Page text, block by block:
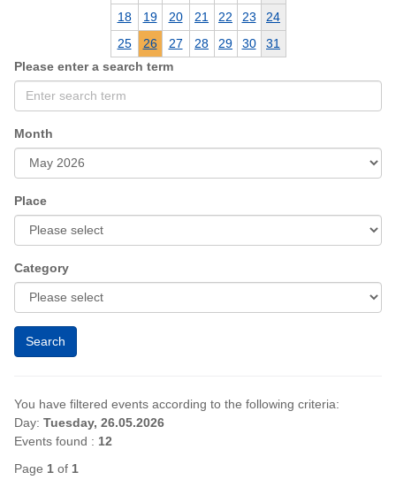
18
19 20 21 22 23
24
25
26 27 28 29 30
31
Please enter a search term
Month
Place
Category
You have filtered events according to the following criteria:
Day: Tuesday, 26.05.2026
Events found : 12
Page 1 of 1